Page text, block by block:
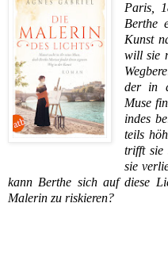
Paris,
Berthe
Kunst
will sie
der in
Muse
indes
teils
trifft sie
sie
kann Berthe sich auf diese
Malerin zu riskieren?